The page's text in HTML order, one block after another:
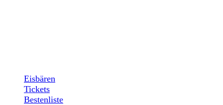
Eisbären
Tickets
Bestenliste